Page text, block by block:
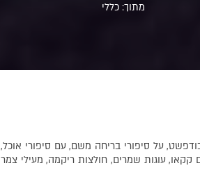
מתוך: כללי
על סיפורי בריחה משם, עם סיפורי אוכל,
עוגות שמרים, חולצות ריקמה, מעילי צמר